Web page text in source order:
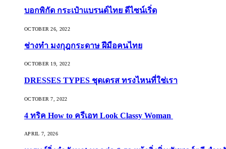
บอกพิกัด กระเป๋าแบรนด์ไทย ดีไซน์เริ่ด
OCTOBER 26, 2022
ช่างทำ มงกุฎกระดาษ ฝีมือคนไทย
OCTOBER 19, 2022
DRESSES TYPES ชุดเดรส ทรงไหนที่ใช่เรา
OCTOBER 7, 2022
4 ทริค How to ครีเอท Look Classy Woman
APRIL 7, 2026